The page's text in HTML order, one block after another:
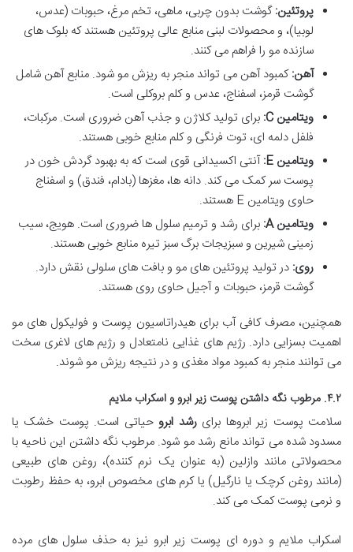
پروتئین:گوشت بدون چربی، ماهی، تخم مرغ، حبوبات (عدس،
لوبیا)، و محصولات لبنی منابع عالی پروتئین هستند که بلوک های
سازنده مو را فراهم می کنند.
آهن:کمبود آهن می تواند منجر به ریزش مو شود. منابع آهن شامل
گوشت قرمز، اسفناج، عدس و کلم بروکلی است.
ویتامین C:
برای تولید کلاژن و جذب آهن ضروری است. مرکبات،
فلفل دلمه ای، توت فرنگی و کلم منابع خوبی هستند.
ویتامین E:
آنتی اکسیدانی قوی است که به بهبود گردش خون در
پوست سر کمک می کند. دانه ها، مغزها (بادام، فندق) و اسفناج
حاوی ویتامین E هستند.
ویتامین A:
برای رشد و ترمیم سلول ها ضروری است. هویج، سیب
زمینی شیرین و سبزیجات برگ سبز تیره منابع خوبی هستند.
روی: در تولید پروتئین های مو و بافت های سلولی نقش دارد.
گوشت قرمز، حبوبات و آجیل حاوی روی هستند.
همچنین، مصرف کافی آب برای هیدراتاسیون پوست و فولیکول های مو
اهمیت بسزایی دارد. رژیم های غذایی نامتعادل و رژیم های لاغری سخت
می توانند منجر به کمبود مواد مغذی و در نتیجه ریزش مو شوند.
۴.۲. مرطوب نگه داشتن پوست زیر ابرو و اسکراب ملایم
سلامت پوست زیر ابروها برایرشد ابرو حیاتی است. پوست خشک یا
مسدود شده می تواند مانع رشد مو شود. مرطوب نگه داشتن این ناحیه با
محصولاتی مانند وازلین (به عنوان یک نرم کننده)، روغن های طبیعی
(مانند روغن کرچک یا نارگیل) یا کرم های مخصوص ابرو، به حفظ رطوبت
و نرمی پوست کمک می کند.
اسکراب ملایم و دوره ای پوست زیر ابرو نیز به حذف سلول های مرده